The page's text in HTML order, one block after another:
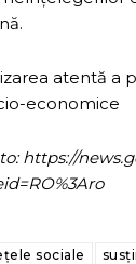
atentă a
economice
https://
sociale